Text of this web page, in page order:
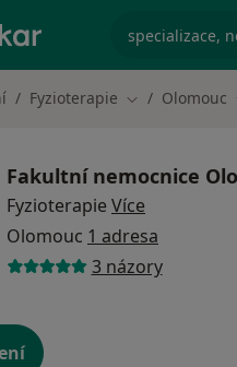
specializace,
Fyzioterapie Změna města
Olomouc
Fakultní nemocnice
Fyzioterapie Více
Olomouc 1 adresa
3 názory